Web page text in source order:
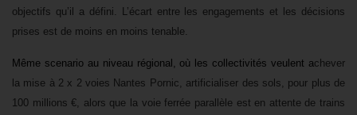
objectifs qu’il a défini. L’écart entre les engagements et les décisions
prises est de moins en moins tenable.
Même scenario au niveau régional, où les collectivités veulent achever
la mise à 2 x 2 voies Nantes Pornic, artificialiser des sols, pour plus de
100 millions €, alors que la voie ferrée parallèle est en attente de trains